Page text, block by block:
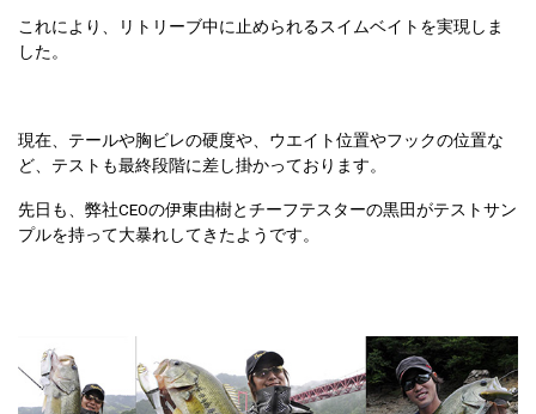
これにより、リトリーブ中に止められるスイムベイトを実現しま
した。
現在、テールや胸ビレの硬度や、ウエイト位置やフックの位置な
ど、テストも最終段階に差し掛かっております。
先日も、弊社CEOの伊東由樹とチーフテスターの黒田がテストサン
プルを持って大暴れしてきたようです。